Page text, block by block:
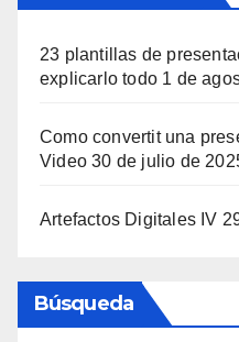
23 plantillas de
explicarlo todo 1 de
Como convertit una
Video 30 de julio de
Artefactos Digitales IV
Búsqueda